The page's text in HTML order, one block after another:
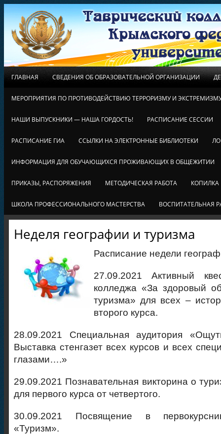
ГЛАВНАЯ СВЕДЕНИЯ ОБ ОБРАЗОВАТЕЛЬНОЙ ОРГАНИЗАЦИИ
МЕРОПРИЯТИЯ ПО ПРОТИВОДЕЙСТВИЮ ТЕРРОРИЗМУ И
НАШИ ВЫПУСКНИКИ — НАША ГОРДОСТЬ! РАСПИСАНИЕ СЕССИИ
РАСПИСАНИЕ ГИА ССЫЛКИ НА ЭЛЕКТРОННЫЕ БИБЛИОТЕКИ
ИНФОРМАЦИЯ ДЛЯ ОБУЧАЮЩИХСЯ ПРОЖИВАЮЩИХ В ОБЩЕЖИТИИ
ПРИКАЗЫ, РАСПОРЯЖЕНИЯ МЕТОДИЧЕСКАЯ РАБОТА КОПИЛКА
ШКОЛА ПРОФЕССИОНАЛЬНОГО МАСТЕРСТВА ВОСПИТАТЕЛЬНАЯ
Неделя географии и туризма
Расписание недели
27.09.2021 Активный
колледжа «За здоровый
туризма» для всех –
второго курса.
28.09.2021 Специальная аудитория
Выставка стенгазет всех курсов и всех
глазами….»
29.09.2021 Познавательная викторина о
для первого курса от четвертого.
30.09.2021 Посвящение в
«Туризм».